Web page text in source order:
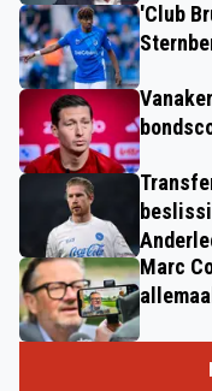
'Club
Marc
allemaal